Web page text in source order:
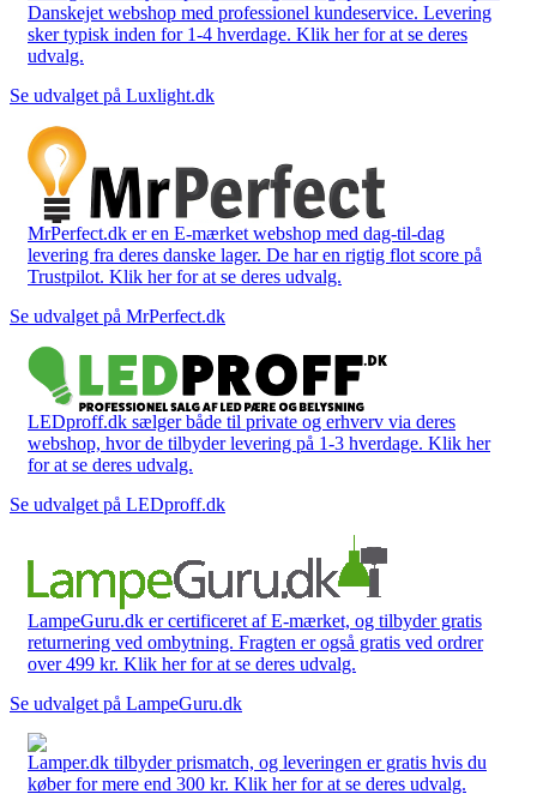
Danskejet webshop med professionel kundeservice. Levering
sker typisk inden for 1-4 hverdage. Klik her for at se deres
udvalg.
Se udvalget på Luxlight.dk
MrPerfect.dk er en E-mærket webshop med dag-til-dag
levering fra deres danske lager. De har en rigtig flot score på
Trustpilot. Klik her for at se deres udvalg.
Se udvalget på MrPerfect.dk
LEDproff.dk sælger både til private og erhverv via deres
webshop, hvor de tilbyder levering på 1-3 hverdage. Klik her
for at se deres udvalg.
Se udvalget på LEDproff.dk
LampeGuru.dk er certificeret af E-mærket, og tilbyder gratis
returnering ved ombytning. Fragten er også gratis ved ordrer
over 499 kr. Klik her for at se deres udvalg.
Se udvalget på LampeGuru.dk
Lamper.dk tilbyder prismatch, og leveringen er gratis hvis du
køber for mere end 300 kr. Klik her for at se deres udvalg.